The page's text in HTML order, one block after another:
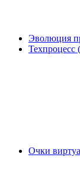
Эволюция
Техпроцесс
Очки